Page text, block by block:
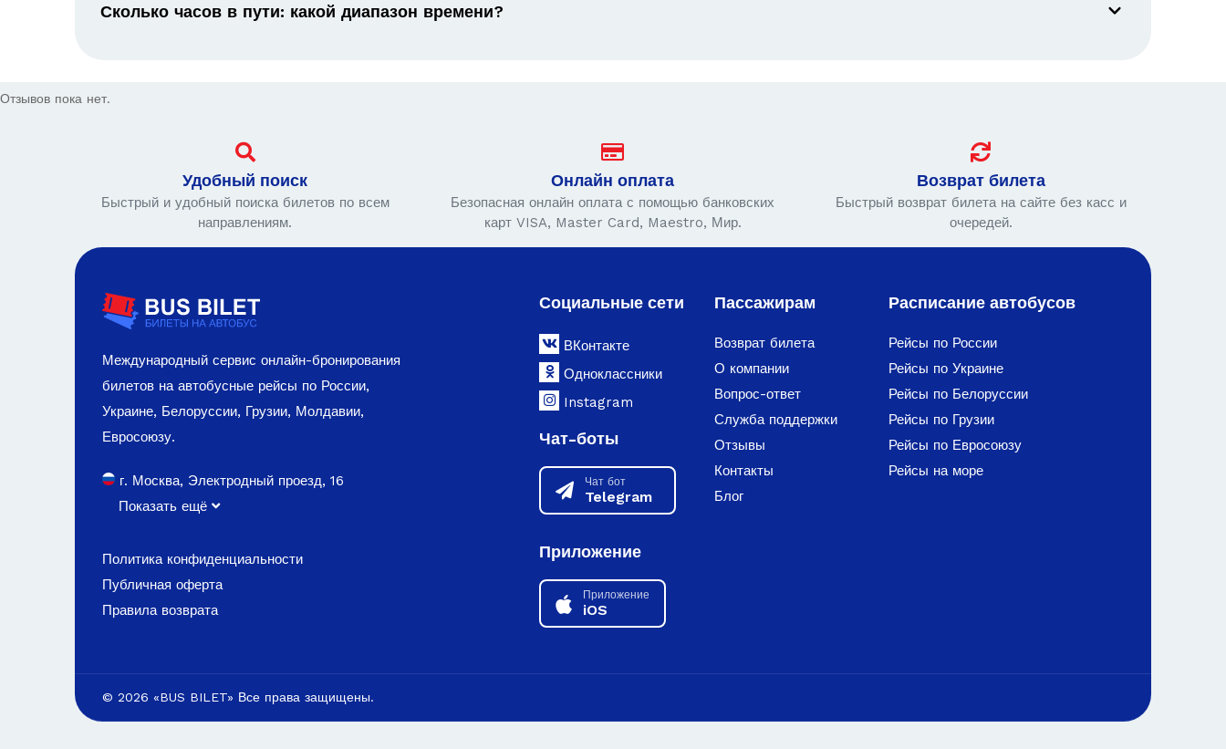
Сколько часов в пути: какой диапазон времени?
Отзывов пока нет.
Удобный поиск
Быстрый и удобный поиска билетов по всем
направлениям.
Онлайн оплата
Безопасная онлайн оплата с помощью банковских
карт VISA, Master Card, Maestro, Мир.
Возврат билета
Быстрый возврат билета на сайте без касс и
очередей.
Международный сервис онлайн-бронирования
билетов на автобусные рейсы по России,
Украине, Белоруссии, Грузии, Молдавии,
Евросоюзу.
г. Москва, Электродный проезд, 16
Показать ещё
Политика конфиденциальности
Публичная оферта
Правила возврата
Социальные сети
ВКонтакте
Одноклассники
Instagram
Чат-боты
Чат бот
Telegram
Приложение
Приложение
iOS
Пассажирам
Возврат билета
О компании
Вопрос-ответ
Служба поддержки
Отзывы
Контакты
Блог
Расписание автобусов
Рейсы по России
Рейсы по Украине
Рейсы по Белоруссии
Рейсы по Грузии
Рейсы по Евросоюзу
Рейсы на море
© 2026 «BUS BILET» Все права защищены.